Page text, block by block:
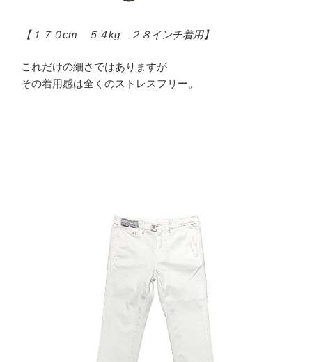
【１７０cm ５４kg ２８インチ着用】
これだけの細さではありますが
その着用感は全くのストレスフリー。